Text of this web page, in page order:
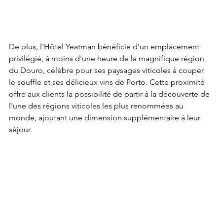
De plus, l'Hôtel Yeatman bénéficie d'un emplacement
privilégié, à moins d'une heure de la magnifique région
du Douro, célèbre pour ses paysages viticoles à couper
le souffle et ses délicieux vins de Porto. Cette proximité
offre aux clients la possibilité de partir à la découverte de
l'une des régions viticoles les plus renommées au
monde, ajoutant une dimension supplémentaire à leur
séjour.